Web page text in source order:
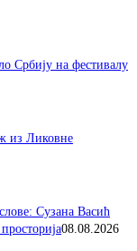
Србију на фестивалу
из Ликовне
Сузана Васић
08.08.2026